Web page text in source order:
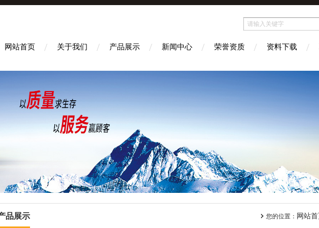
网站首页 关于我们 产品展示 新闻中心 荣誉资质 资料下载
品展示 您的位置： 网站